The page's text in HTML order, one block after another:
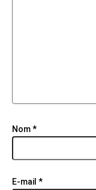
Nom*
E-mail *